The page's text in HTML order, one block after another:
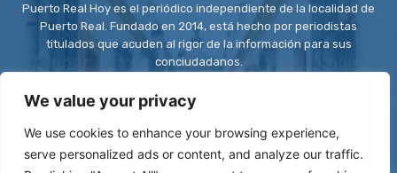
We value your privacy
We use cookies to enhance your browsing experience,
serve personalized ads or content, and analyze our traffic.
Puerto Real Hoy es el periódico independiente de la localidad de
Puerto Real. Fundado en 2014, está hecho por periodistas
titulados que acuden al rigor de la información para sus
conciudadanos.
Contacto: redaccion@puertorealhoy.es